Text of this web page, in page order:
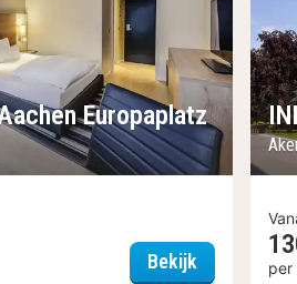
Europaplatz
Bekijk Mercureper